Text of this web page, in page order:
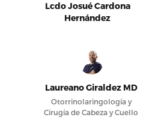
Lcdo Josué Cardona
Hernández
Laureano Giraldez MD
Otorrinolaringología y
Cirugía de Cabeza y Cuello